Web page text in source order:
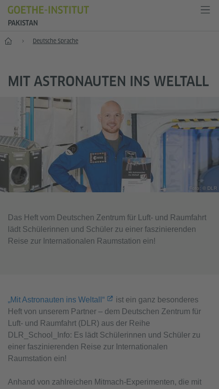
PAKISTAN
Start Deutsche Sprache
MIT ASTRONAUTEN INS WELTALL
Foto: © DLR
Das Heft vom Deutschen Zentrum für Luft- und Raumfahrt
lädt Schülerinnen und Schüler zu einer faszinierenden
Reise zur Internationalen Raumstation ein!
„Mit Astronauten ins Weltall“
ist ein ganz besonderes
Heft von unserem Partner – dem Deutschen Zentrum für
Luft- und Raumfahrt (DLR) aus der Reihe
DLR_School_Info: Es lädt Schülerinnen und Schüler zu
einer faszinierenden Reise zur Internationalen
Raumstation ein!
Anhand von zahlreichen Mitmach-Experimenten, die mit